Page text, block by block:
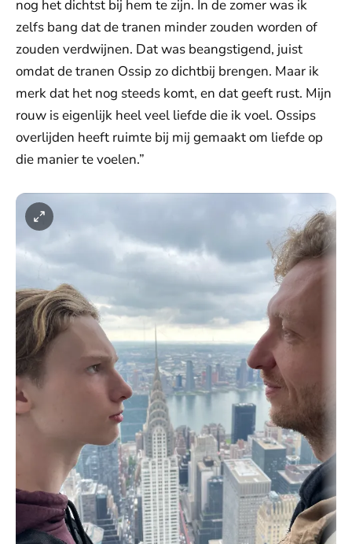
nog het dichtst bij hem te zijn. In de zomer was ik
zelfs bang dat de tranen minder zouden worden of
zouden verdwijnen. Dat was beangstigend, juist
omdat de tranen Ossip zo dichtbij brengen. Maar ik
merk dat het nog steeds komt, en dat geeft rust. Mijn
rouw is eigenlijk heel veel liefde die ik voel. Ossips
overlijden heeft ruimte bij mij gemaakt om liefde op
die manier te voelen.”